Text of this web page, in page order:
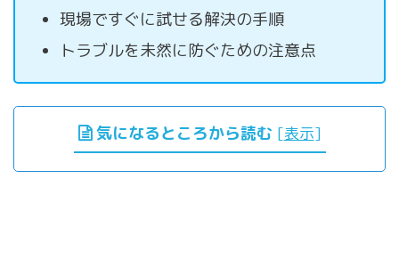
現場ですぐに試せる解決の手順
トラブルを未然に防ぐための注意点
気になるところから読む [表示]